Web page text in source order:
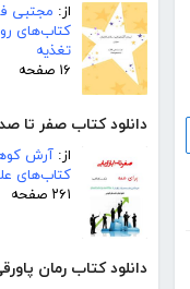
از: مجتبی
کتاب‌های
تغذیه
۱۶ صفحه
دانلود کتاب صفر تا
از: آرش
کتاب‌های
۲۶۱ صفحه
دانلود کتاب رمان